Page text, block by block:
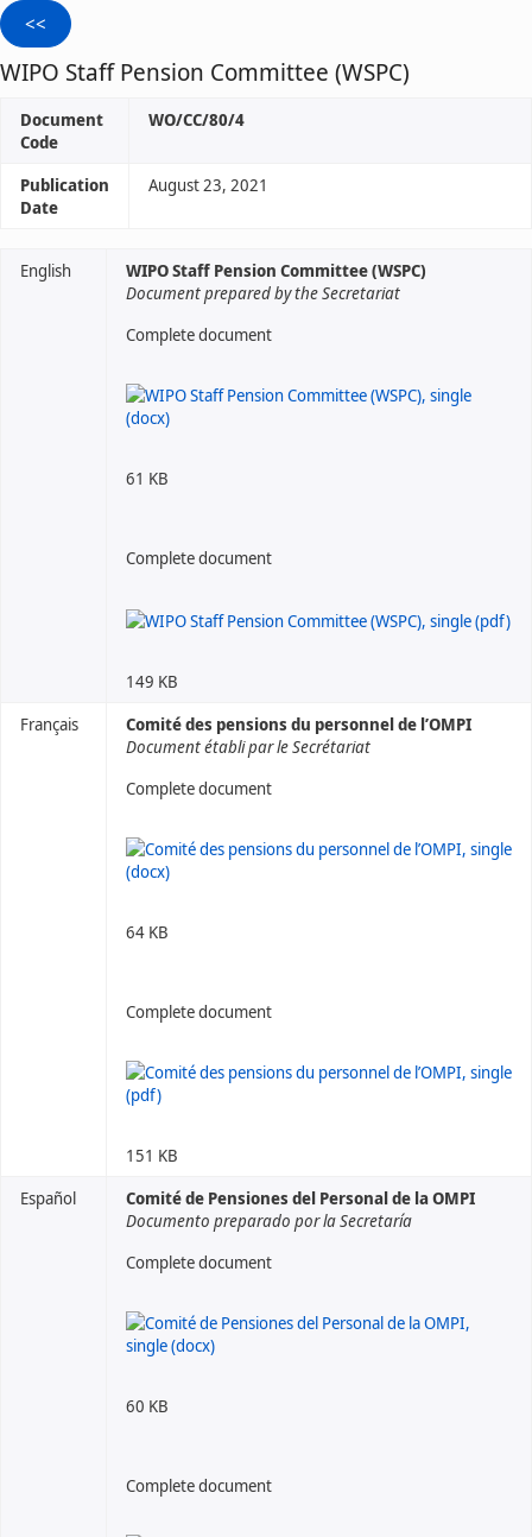
WIPO Staff Pension Committee (WSPC)
Document
Code
WO/CC/80/4
Publication
Date
August 23, 2021
English
WIPO Staff Pension Committee (WSPC)
Document prepared by the Secretariat
Complete document
61 KB
Complete document
149 KB
Français
Comité des pensions du personnel de l’OMPI
Document établi par le Secrétariat
Complete document
64 KB
Complete document
151 KB
Español
Comité de Pensiones del Personal de la OMPI
Documento preparado por la Secretaría
Complete document
60 KB
Complete document